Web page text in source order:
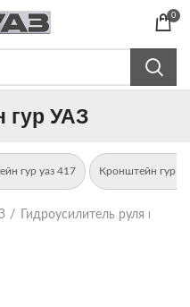
0
гур УАЗ
гур уаз 417 Кронштейн гур
Гидроусилитель руля на УАЗ